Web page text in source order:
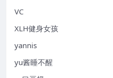
VC
XLH健身女孩
yannis
yu酱睡不醒